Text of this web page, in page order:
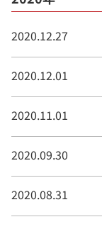
2020.12.27
2020.12.01
2020.11.01
2020.09.30
2020.08.31